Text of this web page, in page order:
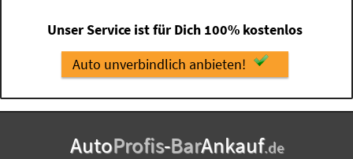
Unser Service ist für Dich 100% kostenlos
Auto unverbindlich anbieten!
AutoProfis-BarAnkauf.de